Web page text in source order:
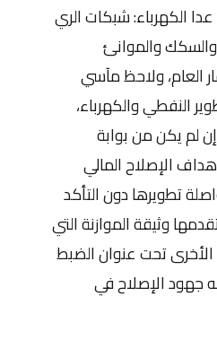
عدا الكهرباء: شبكات الري
والموانئ
العام، ولاحظ مآسي
النفطي والكهرباء،
لم يكن من بوابة
الإصلاح المالي
تطويرها دون التأكد
وثيقة الموازنة التي
الأخرى تحت عنوان الضبط
جهود الإصلاح في